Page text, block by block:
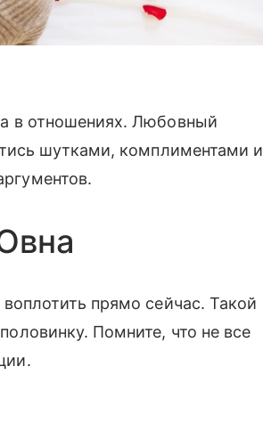
в отношениях. Любовный
шутками, комплиментами и
прямо сейчас. Такой
Помните, что не все